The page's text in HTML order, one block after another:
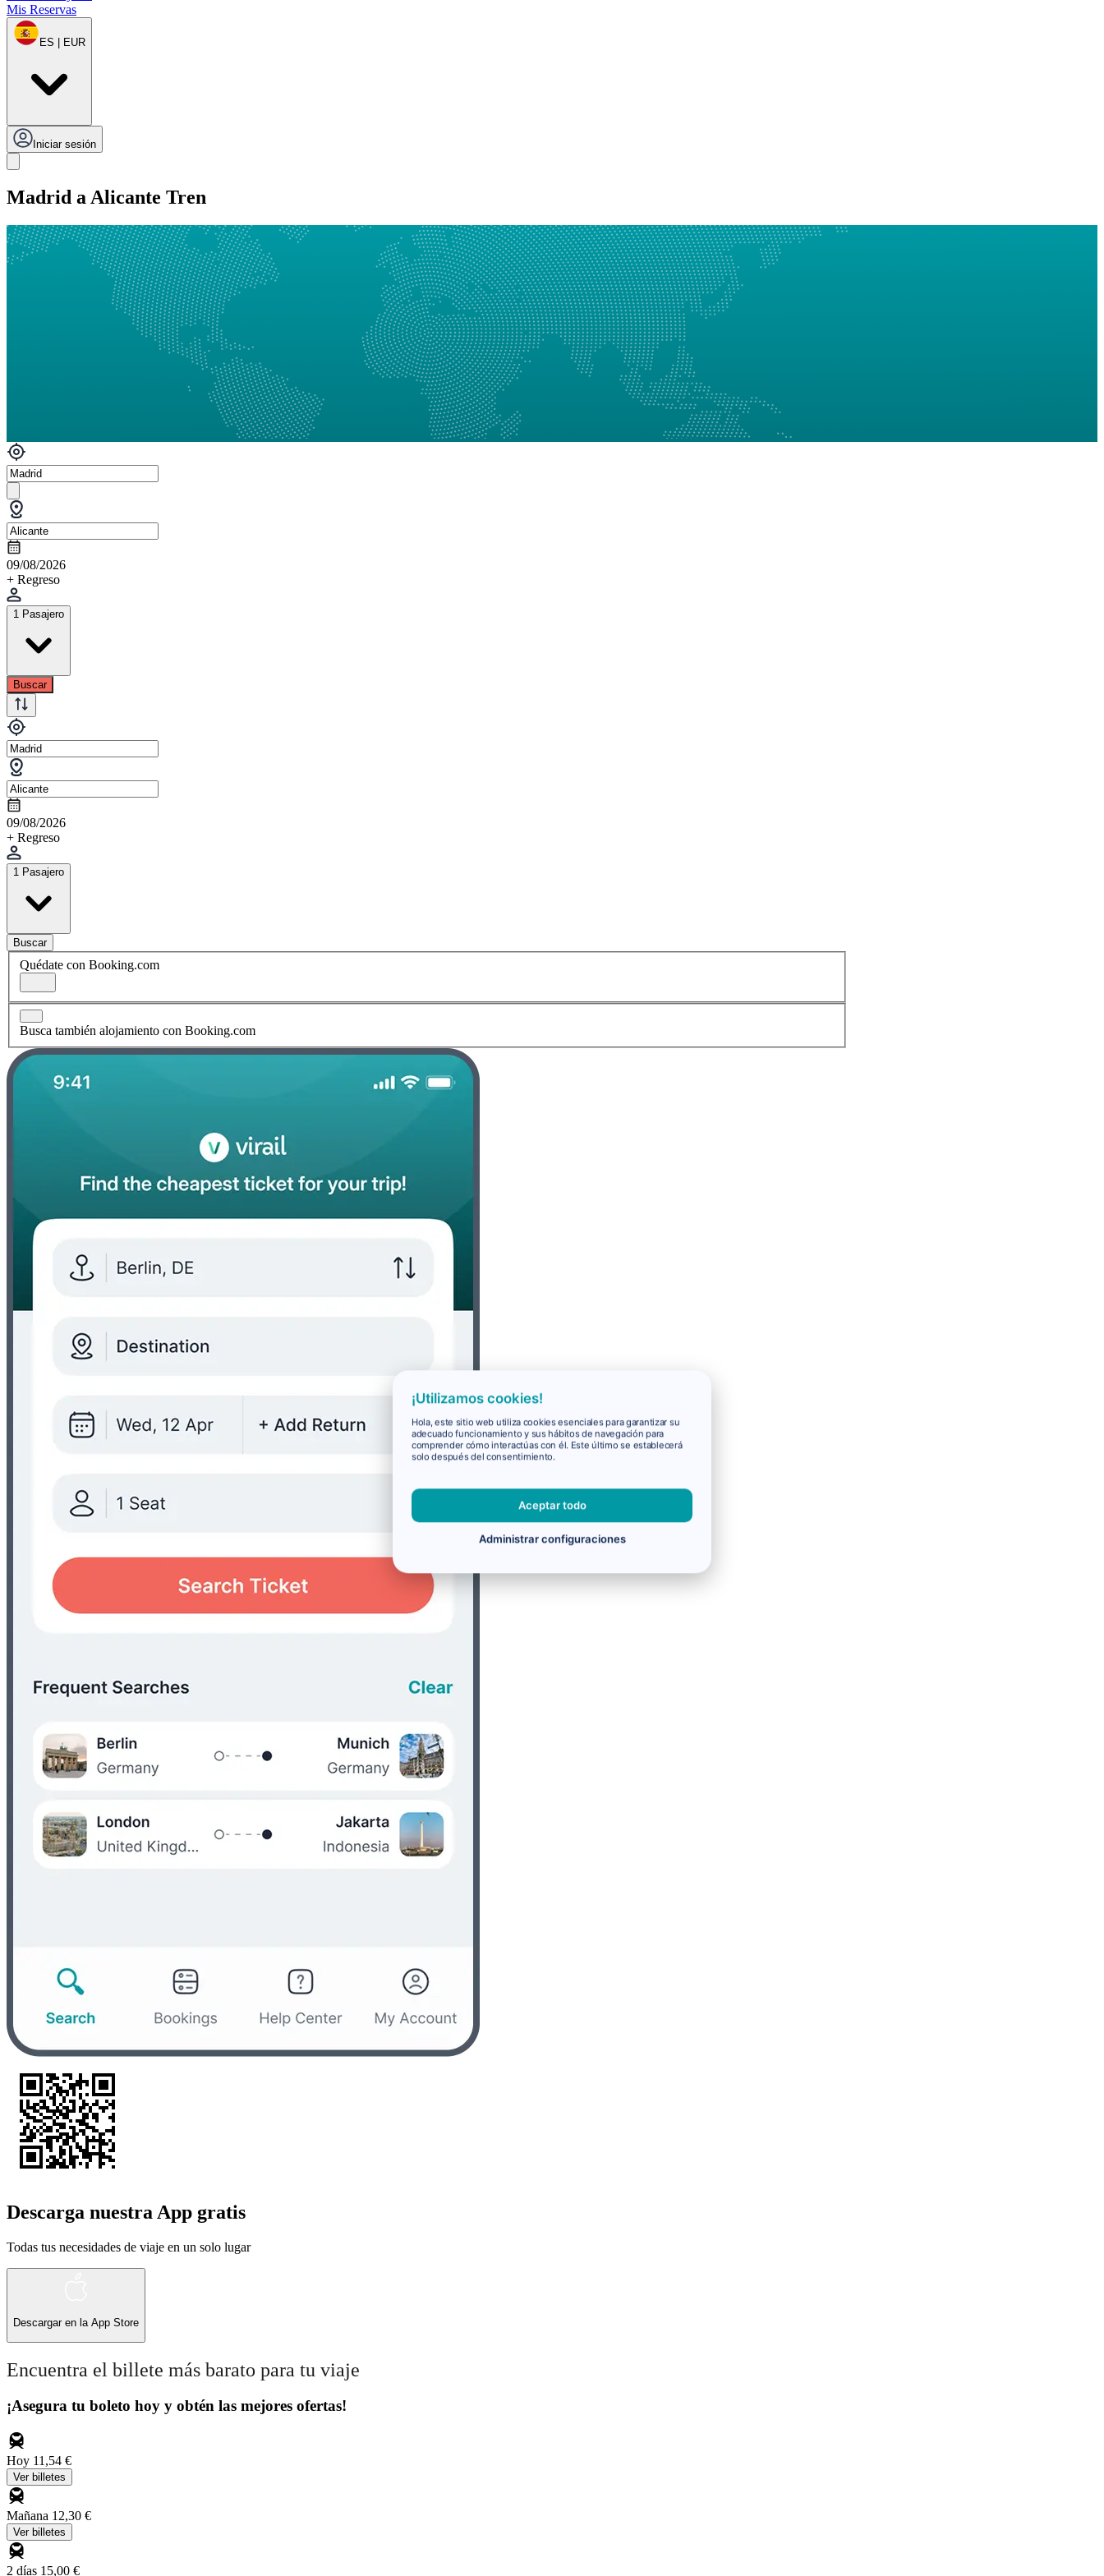
Mis Reservas
ES | EUR
Iniciar sesión
Madrid a Alicante Tren
09/08/2026
+ Regreso
1 Pasajero
Buscar
09/08/2026
+ Regreso
1 Pasajero
Buscar
Quédate con Booking.com
Busca también alojamiento con Booking.com
Descarga nuestra App gratis
Todas tus necesidades de viaje en un solo lugar
Descargar en la App Store
Encuentra el billete más barato para tu viaje
¡Asegura tu boleto hoy y obtén las mejores ofertas!
Hoy 11,54 €
Ver billetes
Mañana 12,30 €
Ver billetes
2 días 15,00 €
¡Utilizamos cookies!
Hola, este sitio web utiliza cookies esenciales para garantizar su
adecuado funcionamiento y sus hábitos de navegación para
comprender cómo interactúas con él. Este último se establecerá
solo después del consentimiento.
Aceptar todo
Administrar configuraciones